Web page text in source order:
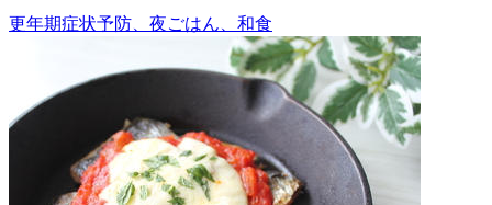
更年期症状予防、夜ごはん、和食